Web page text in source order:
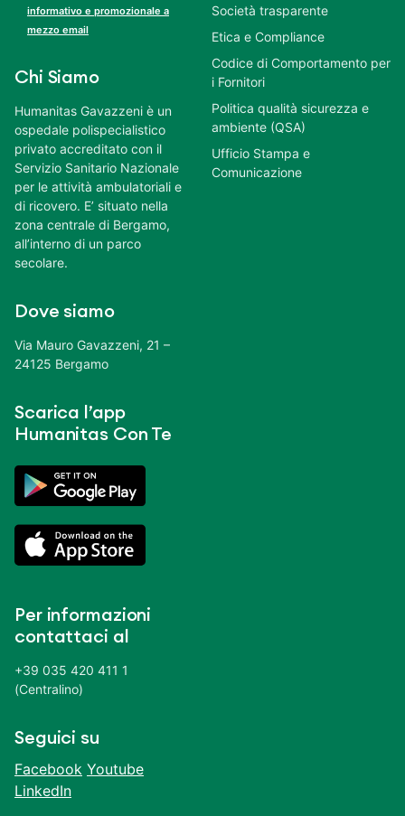
informativo e promozionale a
mezzo email
Chi Siamo
Humanitas Gavazzeni è un
ospedale polispecialistico
privato accreditato con il
Servizio Sanitario Nazionale
per le attività ambulatoriali e
di ricovero. E’ situato nella
zona centrale di Bergamo,
all’interno di un parco
secolare.
Dove siamo
Via Mauro Gavazzeni, 21 –
24125 Bergamo
Scarica l’app
Humanitas Con Te
Per informazioni
contattaci al
+39 035 420 411 1
(Centralino)
Seguici su
Facebook Youtube
LinkedIn
Società trasparente
Etica e Compliance
Codice di Comportamento per
i Fornitori
Politica qualità sicurezza e
ambiente (QSA)
Ufficio Stampa e
Comunicazione